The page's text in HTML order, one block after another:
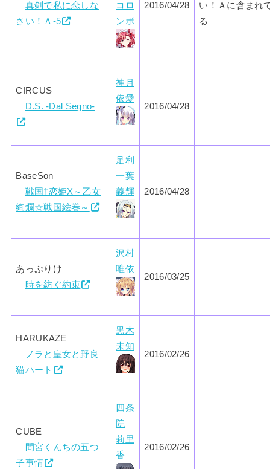
真剣で私に恋しな
さい！Ａ-5
コロ
ンボ
2016/04/28
い！Ａに含まれ
る
CIRCUS
D.S. -Dal Segno-
神月
依愛
2016/04/28
BaseSon
戦国†恋姫X～乙女
絢爛☆戦国絵巻～
足利
一葉
義輝
2016/04/28
あっぷりけ
時を紡ぐ約束
沢村
唯依
2016/03/25
HARUKAZE
ノラと皇女と野良
猫ハート
黒木
未知
2016/02/26
CUBE
間宮くんちの五つ
子事情
四条
院
莉里
香
2016/02/26